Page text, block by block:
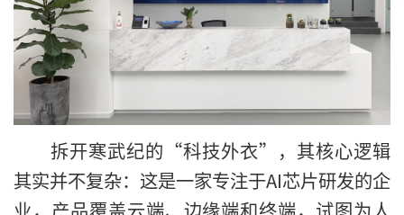
拆开寒武纪的“科技外衣”，其核心逻辑
其实并不复杂：这是一家专注于AI芯片研发的企
业，产品覆盖云端、边缘端和终端，试图为人